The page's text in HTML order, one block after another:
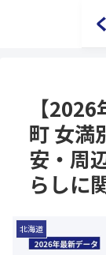
【
町 女満
安・周
らしに
北海道